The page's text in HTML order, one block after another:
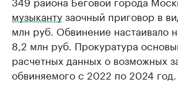
музыкантузаочный приговор в
млн руб. Обвинение настаивало
8,2 млн руб. Прокуратура
расчетных данных о возможных
обвиняемого с 2022 по 2024 год.